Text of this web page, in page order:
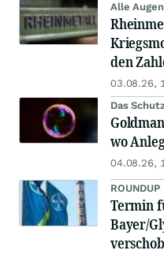
Alle
den
03.08.26,
Das
wo
04.08.26,
ROUNDUP
Termin
Bayer/